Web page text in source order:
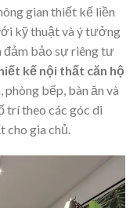
gian thiết kế liền
kỹ thuật và ý tưởng
đảm bảo sự riêng tư
kế nội thất căn hộ
bếp, bàn ăn và
trí theo các góc di
cho gia chủ.